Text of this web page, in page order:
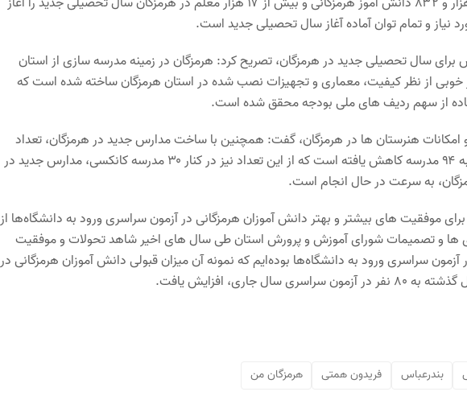
نیاز و تمام توان آماده آغاز سال تحصیلی جدید است.
آماده بودن ۱۷ هزار و ۸۵ کلاس درس برای سال تحصیلی جدید در هرمزگان، تصریح کرد: هرمزگان در زمینه مدرسه سازی از استان
از نظر کیفیت، معماری و تجهیزات نصب شده در استان هرمزگان ساخته شده است که
از سهم ردیف های ملی بودجه محقق شده است.
امکانات هنرستان ها در هرمزگان، گفت: همچنین با ساخت مدارس جدید در هرمزگان، تعداد
مدارس کانکسی در این استان از بیش از ۴۰۰ مدرسه به ۹۴ مدرسه کاهش یافته است که از این تعداد نیز در کنار ۳۰ مدرسه کانکسی، مدارس جدید در
به سرعت در حال انجام است.
برای موفقیت های بیشتر و بهتر دانش آموزان هرمزگانی در آزمون سراسری ورود به دانشگاه‌ها از
ها و تصمیمات شورای آموزش و پرورش استان طی سال های اخیر شاهد تحولات و موفقیت
سراسری ورود به دانشگاه‌ها بوده‌ایم که نمونه آن میزان قبولی دانش آموزان هرمزگانی در
بندرعباس فریدون همتی هرمزگان من